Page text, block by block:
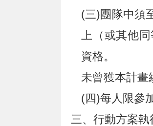
(三)團隊中須
上（或其他
資格。
未曾獲本計畫
(四)每人限參
三、行動方案